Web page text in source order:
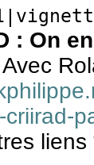
: On
liens